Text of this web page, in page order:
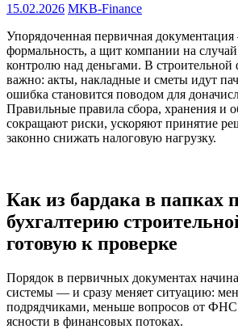
15.02.2026 MKB-Finance
Упорядоченная первичная
формальность, а щит компании на
контролю над деньгами. В строительной
важно: акты, накладные и сметы идут
ошибка становится поводом для
Правильные правила сбора, хранения и
сокращают риски, ускоряют принятие
законно снижать налоговую нагрузку.
Как из бардака в папках
бухгалтерию
готовую к проверке
Порядок в первичных документах
системы — и сразу меняет ситуацию:
подрядчиками, меньше вопросов от
ясности в финансовых потоках.